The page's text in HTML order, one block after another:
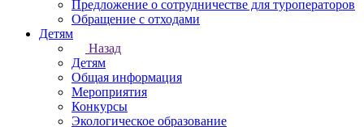
Предложение о сотрудничестве для туроператоров
Обращение с отходами
Детям
Назад
Детям
Общая информация
Мероприятия
Конкурсы
Экологическое образование